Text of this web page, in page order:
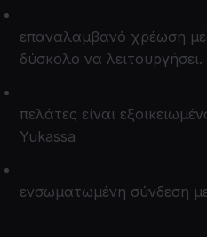
επαναλαμβανό χρέωση
δύσκολο να λειτουργήσει.
πελάτες είναι
Yukassa
ενσωματωμένη σύνδεση